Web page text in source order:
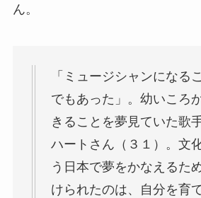
ん。
「ミュージシャンになる
でもあった」。幼いころ
きることを夢見ていた歌
ハートさん（３１）。文
う日本で夢をかなえるた
けられたのは、自分を育